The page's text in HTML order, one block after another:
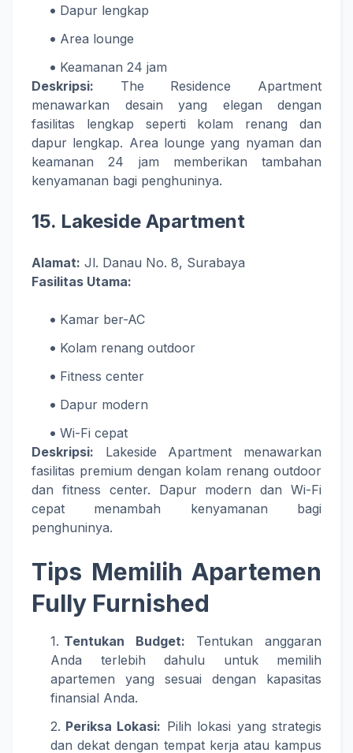
Dapur lengkap
Area lounge
Keamanan 24 jam
Deskripsi: The Residence Apartment
menawarkan desain yang elegan dengan
fasilitas lengkap seperti kolam renang dan
dapur lengkap. Area lounge yang nyaman dan
keamanan 24 jam memberikan tambahan
kenyamanan bagi penghuninya.
15. Lakeside Apartment
Alamat: Jl. Danau No. 8, Surabaya
Fasilitas Utama:
Kamar ber-AC
Kolam renang outdoor
Fitness center
Dapur modern
Wi-Fi cepat
Deskripsi: Lakeside Apartment menawarkan
fasilitas premium dengan kolam renang outdoor
dan fitness center. Dapur modern dan Wi-Fi
cepat menambah kenyamanan bagi
penghuninya.
Tips Memilih Apartemen
Fully Furnished
Tentukan Budget: Tentukan anggaran
Anda terlebih dahulu untuk memilih
apartemen yang sesuai dengan kapasitas
finansial Anda.
Periksa Lokasi: Pilih lokasi yang strategis
dan dekat dengan tempat kerja atau kampus